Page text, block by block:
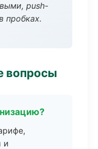
push-
пробках.
вопросы
и